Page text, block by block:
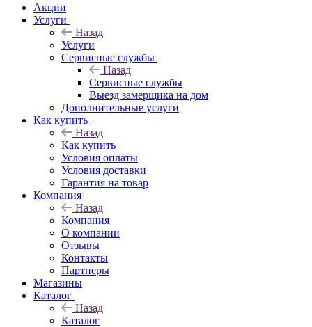
Акции
Услуги
Назад
Услуги
Сервисные службы
Назад
Сервисные службы
Выезд замерщика на дом
Дополнительные услуги
Как купить
Назад
Как купить
Условия оплаты
Условия доставки
Гарантия на товар
Компания
Назад
Компания
О компании
Отзывы
Контакты
Партнеры
Магазины
Каталог
Назад
Каталог